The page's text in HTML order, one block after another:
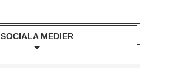
SOCIALA MEDIER